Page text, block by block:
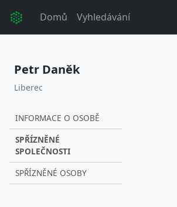
Domů Vyhledávání
Petr Daněk
Liberec
INFORMACE O OSOBĚ
SPŘÍZNĚNÉ
SPOLEČNOSTI
SPŘÍZNĚNÉ OSOBY